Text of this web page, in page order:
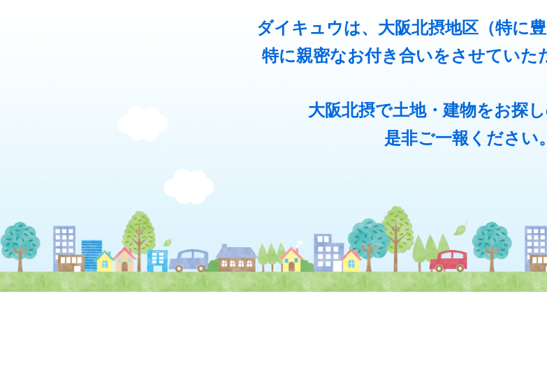
ダイキュウは、 大阪北摂地区（特に
特に親密なお付き合いをさせていた
大阪北摂で土地・建物をお探し
是非ご一報ください。